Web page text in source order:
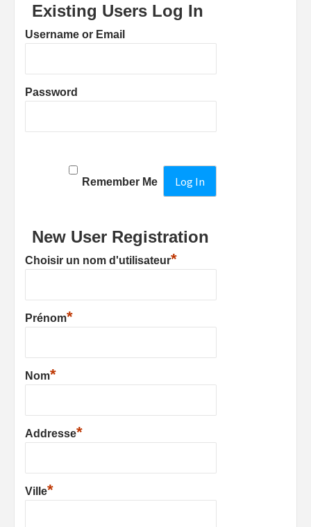
Existing Users Log In
Username or Email
Password
Remember Me
New User Registration
Choisir un nom d'utilisateur*
Prénom*
Nom*
Addresse*
Ville*